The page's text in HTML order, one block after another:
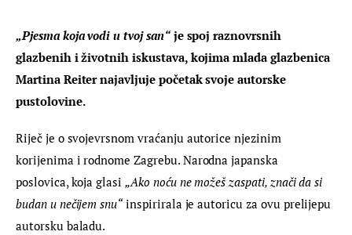
„Pjesma koja vodi u tvoj san“ je spoj raznovrsnih
glazbenih i životnih iskustava, kojima mlada glazbenica
Martina Reiter najavljuje početak svoje autorske
pustolovine.
Riječ je o svojevrsnom vraćanju autorice njezinim
korijenima i rodnome Zagrebu. Narodna japanska
poslovica, koja glasi „Ako noću ne možeš zaspati, znači da si
budan u nečijem snu“ inspirirala je autoricu za ovu prelijepu
autorsku baladu.